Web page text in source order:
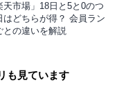
天市場」18日と5と0のつ
はどちらが得？ 会員ラン
との違いを解説
も見ています